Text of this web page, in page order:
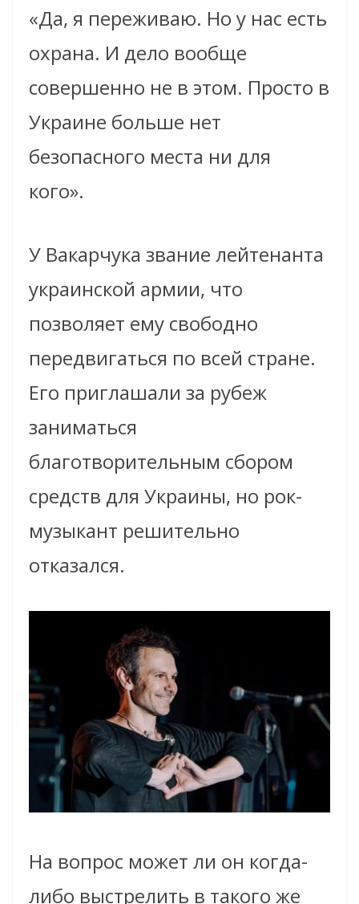
«Да, я переживаю. Но у нас есть
охрана. И дело вообще
совершенно не в этом. Просто в
Украине больше нет
безопасного места ни для
кого».
У Вакарчука звание лейтенанта
украинской армии, что
позволяет ему свободно
передвигаться по всей стране.
Его приглашали за рубеж
заниматься
благотворительным сбором
средств для Украины, но рок-
музыкант решительно
отказался.
На вопрос может ли он когда-
либо выстрелить в такого же